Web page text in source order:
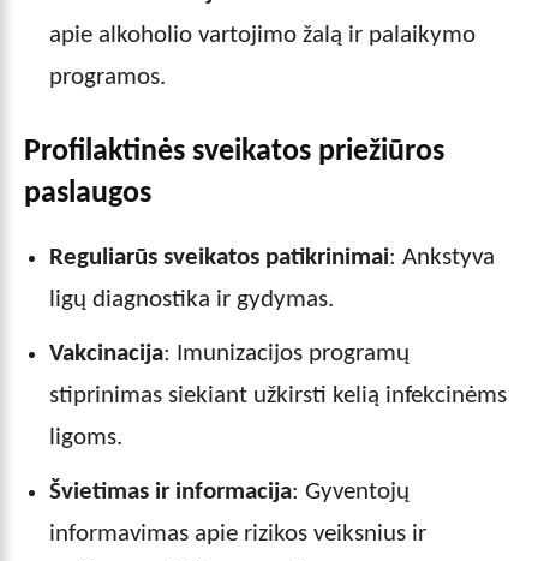
apie alkoholio vartojimo žalą ir palaikymo
programos.
Profilaktinės sveikatos priežiūros
paslaugos
Reguliarūs sveikatos patikrinimai: Ankstyva
ligų diagnostika ir gydymas.
Vakcinacija: Imunizacijos programų
stiprinimas siekiant užkirsti kelią infekcinėms
ligoms.
Švietimas ir informacija: Gyventojų
informavimas apie rizikos veiksnius ir